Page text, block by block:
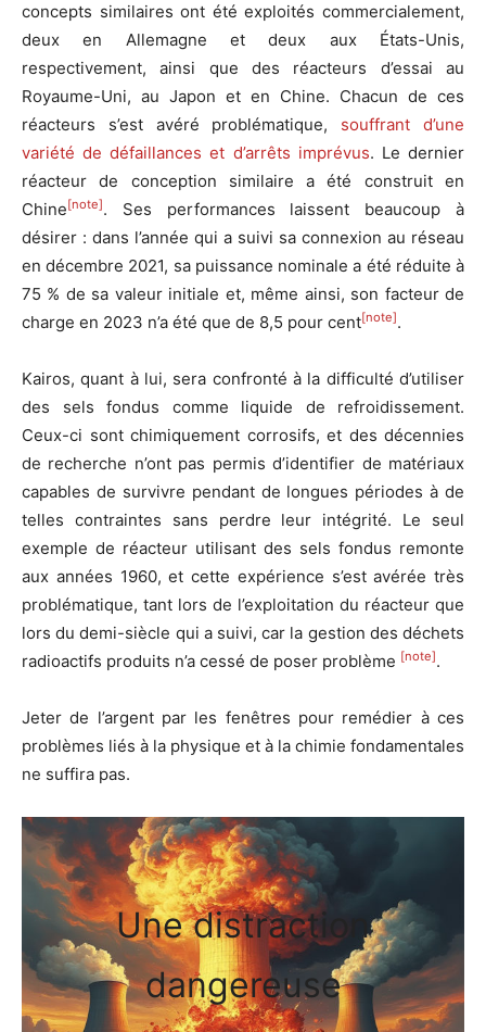
concepts similaires ont été exploités commercialement,
deux en Allemagne et deux aux États-Unis,
respectivement, ainsi que des réacteurs d’essai au
Royaume-Uni, au Japon et en Chine. Chacun de ces
réacteurs s’est avéré problématique, souffrant d’une
variété de défaillances et d’arrêts imprévus. Le dernier
réacteur de conception similaire a été construit en
Chine[note]. Ses performances laissent beaucoup à
désirer : dans l’année qui a suivi sa connexion au réseau
en décembre 2021, sa puissance nominale a été réduite à
75 % de sa valeur initiale et, même ainsi, son facteur de
charge en 2023 n’a été que de 8,5 pour cent[note].
Kairos, quant à lui, sera confronté à la difficulté d’utiliser
des sels fondus comme liquide de refroidissement.
Ceux-ci sont chimiquement corrosifs, et des décennies
de recherche n’ont pas permis d’identifier de matériaux
capables de survivre pendant de longues périodes à de
telles contraintes sans perdre leur intégrité. Le seul
exemple de réacteur utilisant des sels fondus remonte
aux années 1960, et cette expérience s’est avérée très
problématique, tant lors de l’exploitation du réacteur que
lors du demi-siècle qui a suivi, car la gestion des déchets
radioactifs produits n’a cessé de poser problème [note].
Jeter de l’argent par les fenêtres pour remédier à ces
problèmes liés à la physique et à la chimie fondamentales
ne suffira pas.
Une distraction
dangereuse